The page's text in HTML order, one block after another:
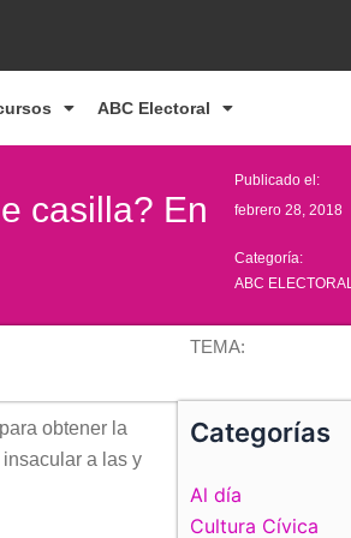
ABC Electoral
casilla? En
Publicado el:
febrero 28, 2018
Categoría:
ABC ELECTORAL
TEMA:
obtener la
a las y
Categorías
Al día
Cultura Cívica